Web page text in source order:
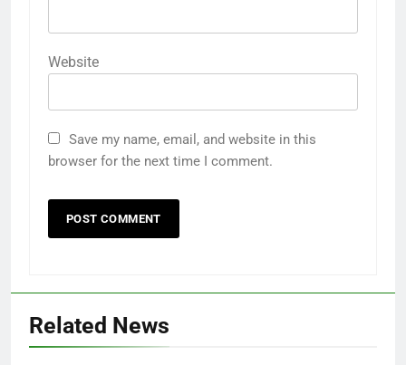
Website
Save my name, email, and website in this
browser for the next time I comment.
Related News